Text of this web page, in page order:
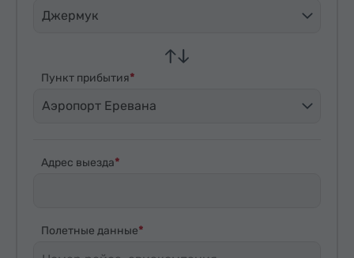
Джермук
Пункт прибытия
Аэропорт Еревана
Адрес выезда
Полетные данные